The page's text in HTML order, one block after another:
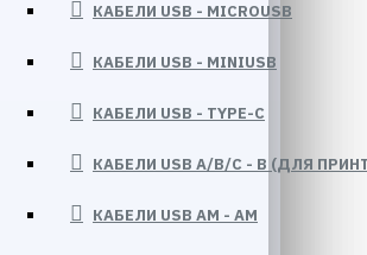
КАБЕЛИ USB - MICROUSB
КАБЕЛИ USB - MINIUSB
КАБЕЛИ USB - TYPE-C
КАБЕЛИ USB A/B/C - B (ДЛЯ
КАБЕЛИ USB AM - AM